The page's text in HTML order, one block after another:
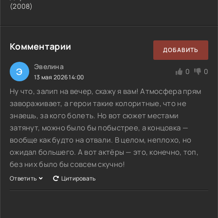
(2008)
Комментарии ДОБАВИТЬ
Э Эвелина
13 мая 2026 14:00
0 0
Ну что, залип на вечер, скажу я вам! Атмосфера прям
завораживает, а герои такие колоритные, что не
знаешь, за кого болеть. Но вот сюжет местами
затянут, можно было бы побыстрее, а концовка —
вообще как будто на отвали. В целом, неплохо, но
ожидал большего. А вот актёры — это, конечно, топ,
без них было бы совсем скучно!
Ответить Цитировать